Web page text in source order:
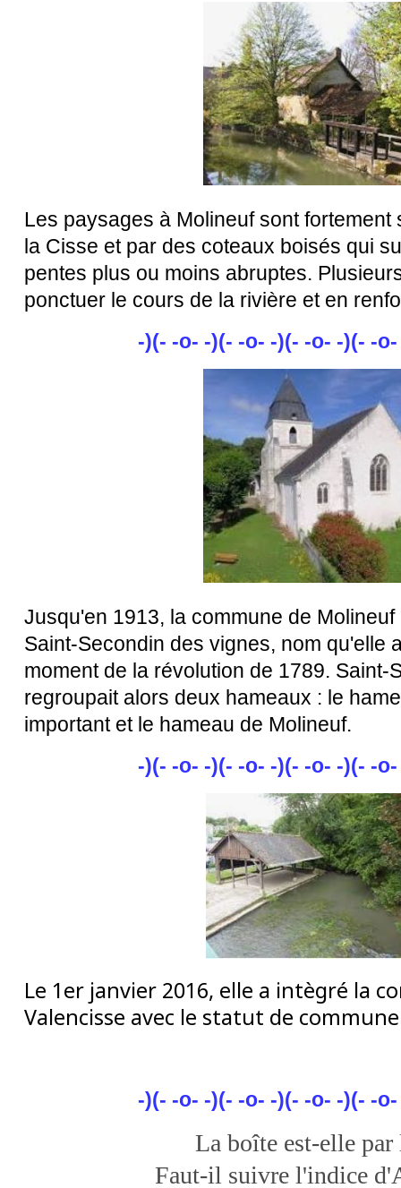
Les paysages à Molineuf sont
la Cisse et par des coteaux boisés qui
pentes plus ou moins abruptes.
ponctuer le cours de la rivière et en
-)(- -o- -)(- -o- -)(- -o- -)(- -
Jusqu'en 1913, la commune de
Saint-Secondin des vignes, nom qu'elle
moment de la révolution de 1789. Saint-
regroupait alors deux hameaux : le
important et le hameau de Molineuf.
-)(- -o- -)(- -o- -)(- -o- -)(- -
Le 1er janvier 2016, elle a intègré la
Valencisse avec le statut de
-)(- -o- -)(- -o- -)(- -o- -)(- -
La boîte est-elle
Faut-il suivre l'indice